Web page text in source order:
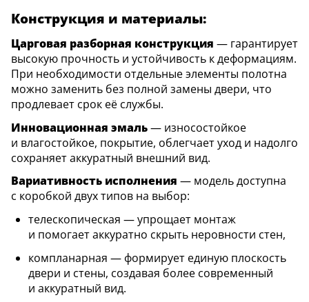
Конструкция и материалы:
Царговая разборная конструкция — гарантирует
высокую прочность и устойчивость к деформациям.
При необходимости отдельные элементы полотна
можно заменить без полной замены двери, что
продлевает срок её службы.
Инновационная эмаль— износостойкое
и влагостойкое, покрытие, облегчает уход и надолго
сохраняет аккуратный внешний вид.
Вариативность исполнения — модель доступна
с коробкой двух типов на выбор:
телескопическая — упрощает монтаж
и помогает аккуратно скрыть неровности стен,
компланарная — формирует единую плоскость
двери и стены, создавая более современный
и аккуратный вид.